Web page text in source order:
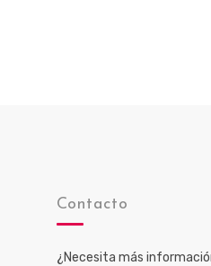
Contacto
¿Necesita más